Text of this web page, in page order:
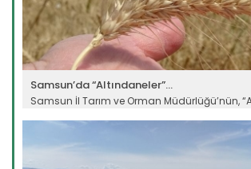
Samsun’da “Altındaneler”...
Samsun İl Tarım ve Orman Müdürlüğü’nün,